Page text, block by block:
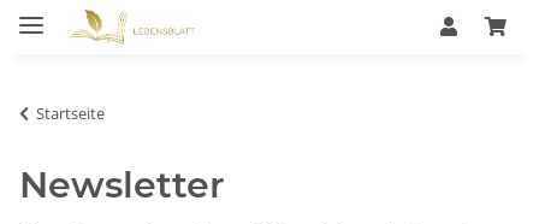
Startseite
Newsletter